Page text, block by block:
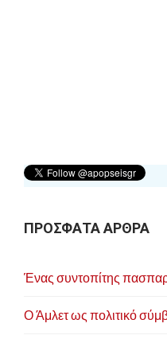
ΠΡΟΣΦΑΤΑ ΑΡΘΡΑ
Ένας συντοπίτης
Ο Άμλετ ως πολιτικό